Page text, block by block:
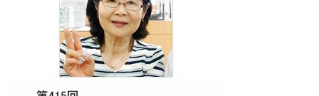
スタッフブログ